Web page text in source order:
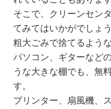
そこで、クリーンセン
てみてはいかがでしょう
粗大ごみで捨てるよう
パソコン、ギターなど
うな大きな棚でも、無
す。
プリンター、扇風機、